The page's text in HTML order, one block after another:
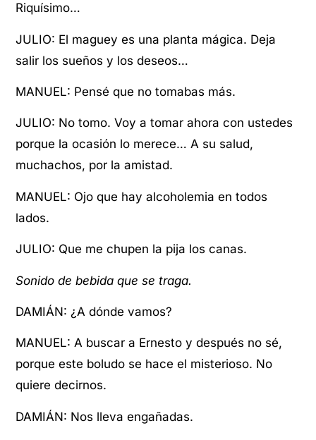
Riquísimo…
JULIO: El maguey es una planta mágica. Deja
salir los sueños y los deseos…
MANUEL: Pensé que no tomabas más.
JULIO: No tomo. Voy a tomar ahora con ustedes
porque la ocasión lo merece… A su salud,
muchachos, por la amistad.
MANUEL: Ojo que hay alcoholemia en todos
lados.
JULIO: Que me chupen la pija los canas.
Sonido de bebida que se traga.
DAMIÁN: ¿A dónde vamos?
MANUEL: A buscar a Ernesto y después no sé,
porque este boludo se hace el misterioso. No
quiere decirnos.
DAMIÁN: Nos lleva engañadas.